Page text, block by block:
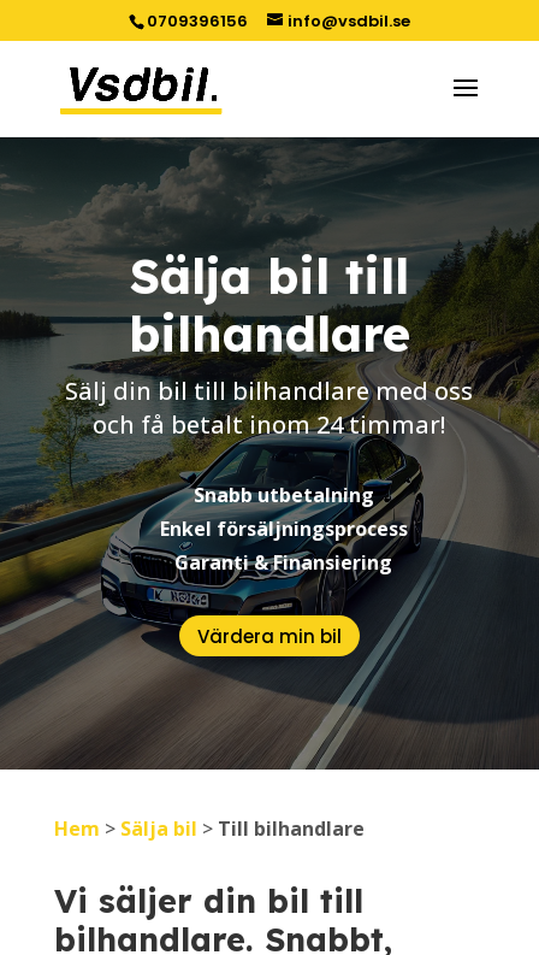
0709396156 info@vsdbil.se
Sälja bil till
bilhandlare
Sälj din bil till bilhandlare med oss
och få betalt inom 24 timmar!
Snabb utbetalning
Enkel försäljningsprocess
Garanti & Finansiering
Värdera min bil
Hem > Sälja bil > Till bilhandlare
Vi säljer din bil till
bilhandlare. Snabbt,